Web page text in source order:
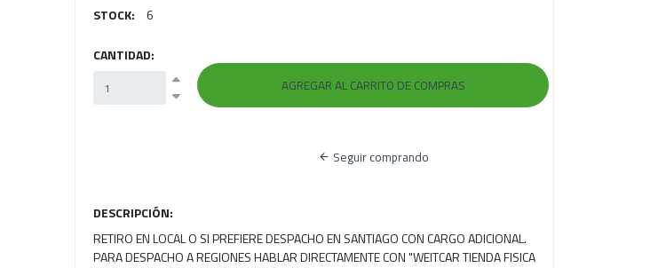
STOCK: 6
CANTIDAD:
Seguir comprando
DESCRIPCIÓN:
RETIRO EN LOCAL O SI PREFIERE DESPACHO EN SANTIAGO CON CARGO ADICIONAL.
PARA DESPACHO A REGIONES HABLAR DIRECTAMENTE CON "WEITCAR TIENDA FISICA